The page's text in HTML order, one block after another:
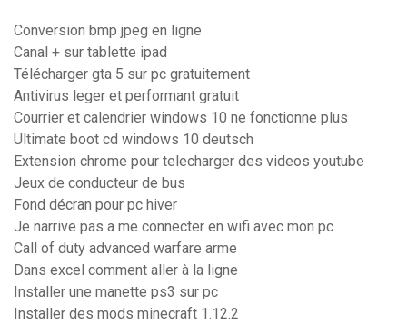
Conversion bmp jpeg en ligne
Canal + sur tablette ipad
Télécharger gta 5 sur pc gratuitement
Antivirus leger et performant gratuit
Courrier et calendrier windows 10 ne fonctionne plus
Ultimate boot cd windows 10 deutsch
Extension chrome pour telecharger des videos youtube
Jeux de conducteur de bus
Fond décran pour pc hiver
Je narrive pas a me connecter en wifi avec mon pc
Call of duty advanced warfare arme
Dans excel comment aller à la ligne
Installer une manette ps3 sur pc
Installer des mods minecraft 1.12.2